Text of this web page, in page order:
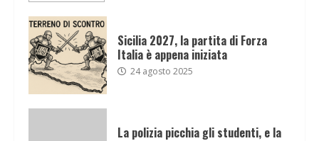
Sicilia 2027, la partita di Forza
Italia è appena iniziata
24 agosto 2025
La polizia picchia gli studenti, e la